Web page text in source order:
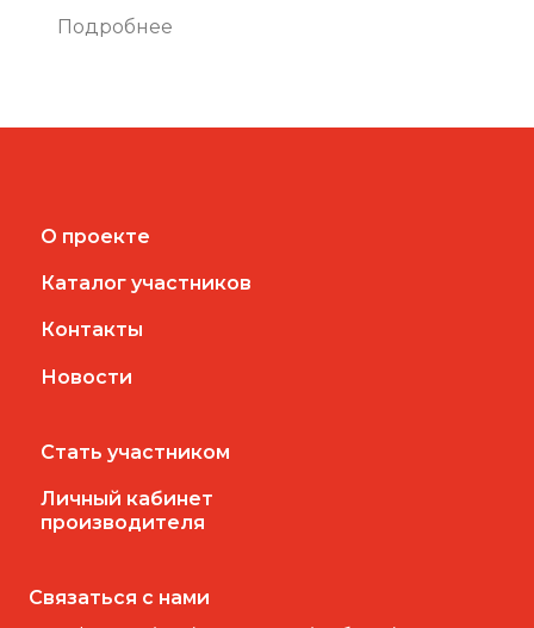
Подробнее
О проекте
Каталог участников
Контакты
Новости
Стать участником
Личный кабинет
производителя
Связаться с нами